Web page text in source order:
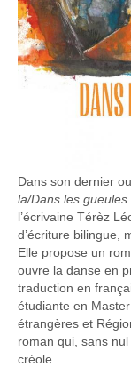
Dans son dernier
la/Dans les gueules
l’écrivaine Térèz
d’écriture bilingue,
Elle propose un
ouvre la danse en
traduction en
étudiante en
étrangères et
roman qui, sans
créole.